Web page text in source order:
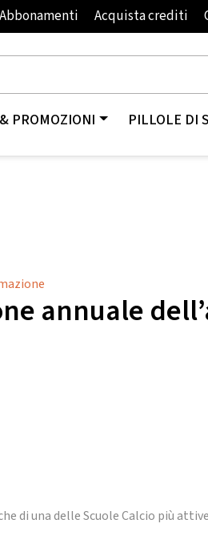
Abbonamenti Acquista crediti
PROMOZIONI PILLOLE DI
annuale
di una delle Scuole Calcio più